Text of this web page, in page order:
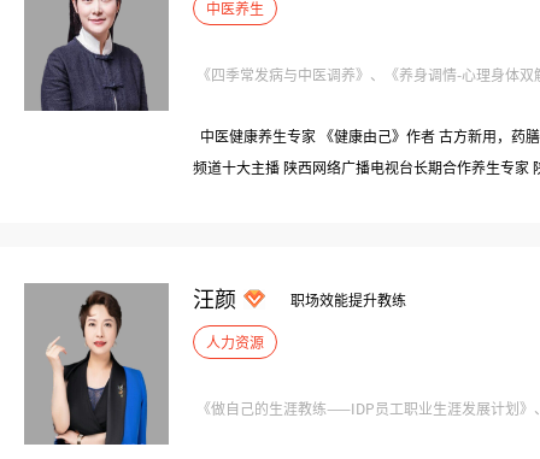
中医养生
《四季常发病与中医调养》、《养身调情-心理身体双
中医健康养生专家 《健康由己》作者 古方新用，药
频道十大主播 陕西网络广播电视台长期合作养生专家
汪颜 职场效能提升教练
人力资源
《做自己的生涯教练——IDP员工职业生涯发展计划